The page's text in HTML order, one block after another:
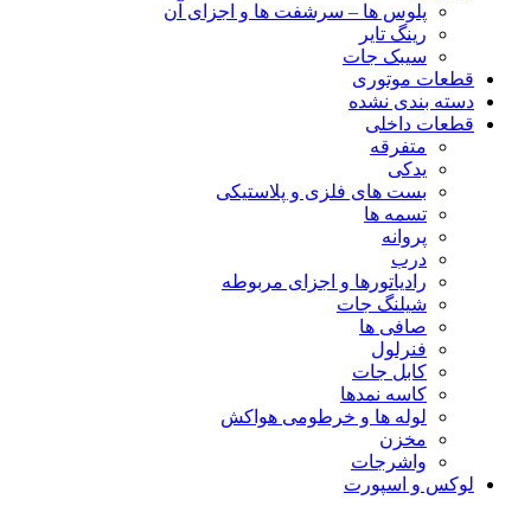
پلوس ها – سرشفت ها و اجزای آن
رینگ تایر
سیبک جات
قطعات موتوری
دسته بندی نشده
قطعات داخلی
متفرقه
یدکی
بست های فلزی و پلاستیکی
تسمه ها
پروانه
درب
رادیاتورها و اجزای مربوطه
شیلنگ جات
صافی ها
فنرلول
کابل جات
کاسه نمدها
لوله ها و خرطومی هواکش
مخزن
واشرجات
لوکس و اسپورت